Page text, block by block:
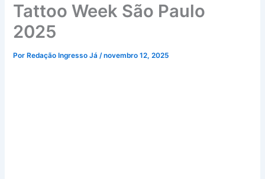
Tattoo Week São Paulo
2025
Por Redação Ingresso Já/novembro 12, 2025